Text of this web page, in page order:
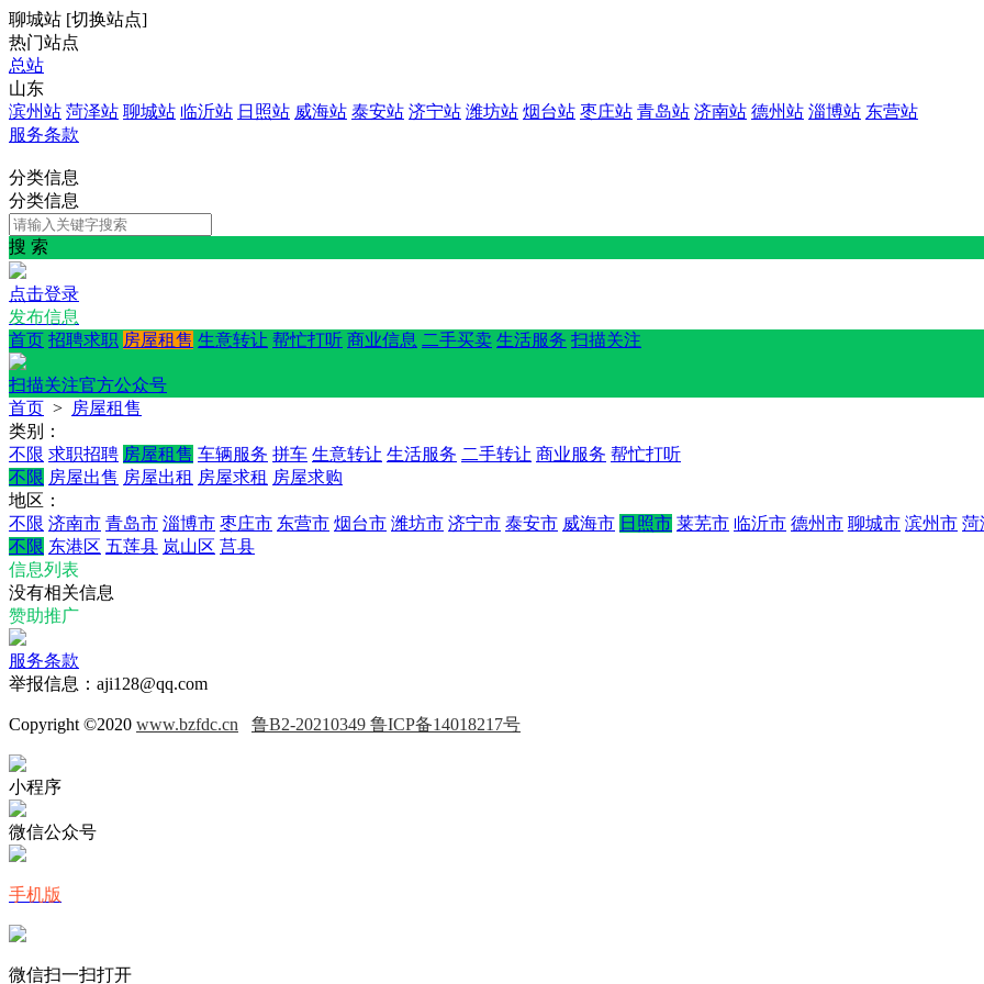
聊城站 [切换站点]
热门站点
总站
山东
滨州站 菏泽站 聊城站 临沂站 日照站 威海站 泰安站 济宁站 潍坊站 烟台站 枣庄站 青岛站 济南站 德州站 淄博站 东营站
服务条款
分类信息
分类信息
搜 索
点击登录
发布信息
首页 招聘求职 房屋租售 生意转让 帮忙打听 商业信息 二手买卖 生活服务 扫描关注
扫描关注官方公众号
首页 > 房屋租售
类别：
不限 求职招聘 房屋租售 车辆服务 拼车 生意转让 生活服务 二手转让 商业服务 帮忙打听
不限 房屋出售 房屋出租 房屋求租 房屋求购
地区：
不限 济南市 青岛市 淄博市 枣庄市 东营市 烟台市 潍坊市 济宁市 泰安市 威海市 日照市 莱芜市 临沂市 德州市 聊城市 滨州市 菏
不限 东港区 五莲县 岚山区 莒县
信息列表
没有相关信息
赞助推广
服务条款
举报信息：aji128@qq.com
Copyright ©2020 www.bzfdc.cn 鲁B2-20210349 鲁ICP备14018217号
小程序
微信公众号
手机版
微信扫一扫打开